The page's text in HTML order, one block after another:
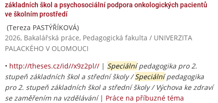
základních škol a psychosociální podpora onkologických pacientů
ve školním prostředí
(Tereza PASTÝŘÍKOVÁ)
2026, Bakalářská práce, Pedagogická fakulta / UNIVERZITA
PALACKÉHO V OLOMOUCI
• http://theses.cz/id//x9z2pl// | Speciálnípedagogika pro 2.
stupeň základních škol a střední školy /Speciálnípedagogika
pro 2. stupeň základních škol a střední školy / Výchova ke zdraví
se zaměřením na vzdělávání| Práce na příbuzné téma